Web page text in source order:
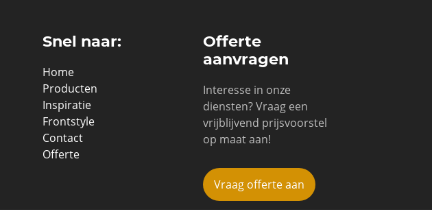
Snel naar:
Home
Producten
Inspiratie
Frontstyle
Contact
Offerte
Offerte
aanvragen
Interesse in onze
diensten? Vraag een
vrijblijvend prijsvoorstel
op maat aan!
Vraag offerte aan